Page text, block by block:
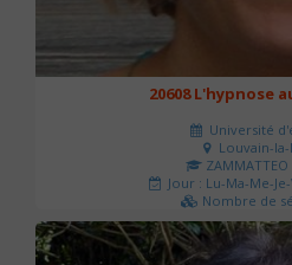
20608 L'hypnose
Université
Louvain-
Jour : Lu-Ma-Me-
Nombre de
140 €